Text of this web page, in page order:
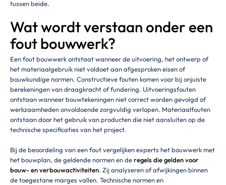
tussen beide.
Wat wordt verstaan onder een
fout bouwwerk?
Een fout bouwwerk ontstaat wanneer de uitvoering, het ontwerp of
het materiaalgebruik niet voldoet aan afgesproken eisen of
bouwkundige normen. Constructieve fouten komen voor bij onjuiste
berekeningen van draagkracht of fundering. Uitvoeringsfouten
ontstaan wanneer bouwtekeningen niet correct worden gevolgd of
werkzaamheden onvoldoende zorgvuldig verlopen. Materiaalfouten
ontstaan door het gebruik van producten die niet aansluiten op de
technische specificaties van het project.
Bij de beoordeling van een fout vergelijken experts het bouwwerk met
het bouwplan, de geldende normen en deregels die gelden voor
bouw- en verbouwactiviteiten. Zij analyseren of afwijkingen binnen
de toegestane marges vallen. Technische normen en